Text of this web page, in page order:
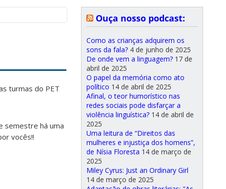
turmas do PET
semestre há uma
vocês!!
Ouça nosso podcast:
Como as crianças adquirem os
sons da fala? 4 de junho de 2025
De onde vem a linguagem? 17 de
abril de 2025
O papel da memória como ato
político 14 de abril de 2025
Afinal, o teor humorístico nas
redes sociais pode disfarçar a
violência linguística? 14 de abril de
2025
Uma leitura de “Direitos das
mulheres e injustiça dos homens”,
de Nísia Floresta 14 de março de
2025
Miley Cyrus: Just an Ordinary Girl
14 de março de 2025